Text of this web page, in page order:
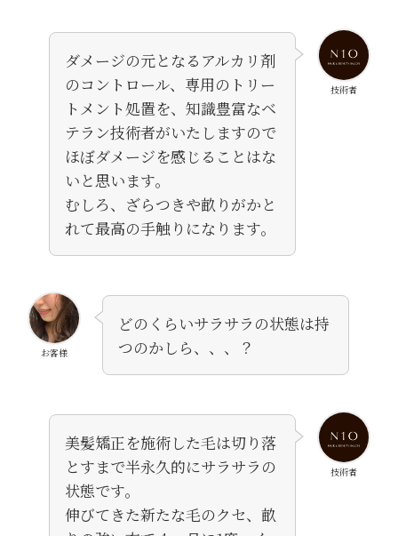
技術者
ダメージの元となるアルカリ剤
のコントロール、専用のトリー
トメント処置を、知識豊富なベ
テラン技術者がいたしますので
ほぼダメージを感じることはな
いと思います。
むしろ、ざらつきや畝りがかと
れて最高の手触りになります。
お客様
どのくらいサラサラの状態は持
つのかしら、、、？
技術者
美髪矯正を施術した毛は切り落
とすまで半永久的にサラサラの
状態です。
伸びてきた新たな毛のクセ、畝